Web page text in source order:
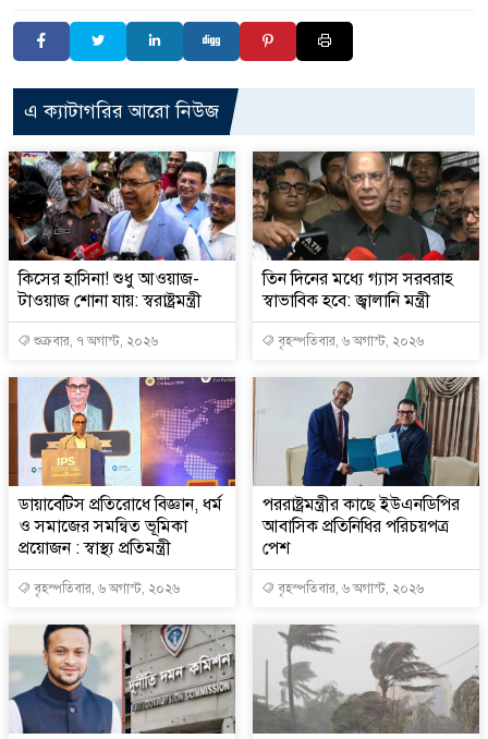
এ ক্যাটাগরির আরো নিউজ
কিসের হাসিনা! শুধু আওয়াজ-
টাওয়াজ শোনা যায়: স্বরাষ্ট্রমন্ত্রী
শুক্রবার, ৭ অগাস্ট, ২০২৬
তিন দিনের মধ্যে গ্যাস সরবরাহ
স্বাভাবিক হবে: জ্বালানি মন্ত্রী
বৃহস্পতিবার, ৬ অগাস্ট, ২০২৬
ডায়াবেটিস প্রতিরোধে বিজ্ঞান, ধর্ম
ও সমাজের সমন্বিত ভূমিকা
প্রয়োজন : স্বাস্থ্য প্রতিমন্ত্রী
বৃহস্পতিবার, ৬ অগাস্ট, ২০২৬
পররাষ্ট্রমন্ত্রীর কা‌ছে ইউএনডিপির
আবাসিক প্রতিনিধির পরিচয়পত্র
পেশ
বৃহস্পতিবার, ৬ অগাস্ট, ২০২৬